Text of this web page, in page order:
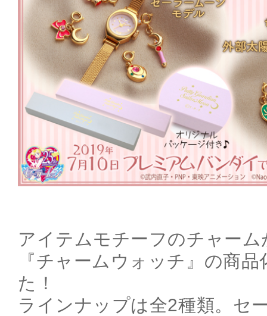
アイテムモチーフのチャー
『チャームウォッチ』の商
た！
ラインナップは全2種類。セ